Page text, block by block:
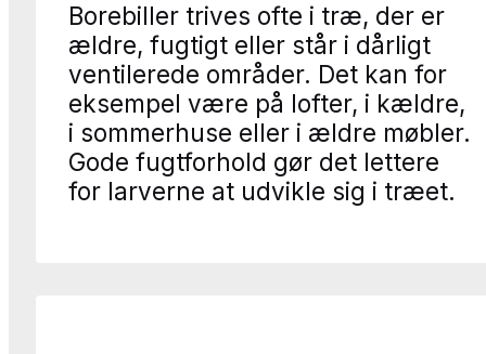
Borebiller trives ofte i træ, der er
ældre, fugtigt eller står i dårligt
ventilerede områder. Det kan for
eksempel være på lofter, i kældre,
i sommerhuse eller i ældre møbler.
Gode fugtforhold gør det lettere
for larverne at udvikle sig i træet.